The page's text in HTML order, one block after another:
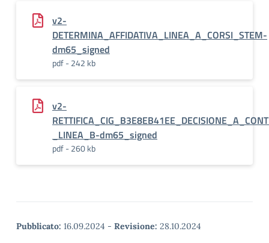
v2-
DETERMINA_AFFIDATIVA_LINEA_A_CORSI_STEM-
dm65_signed
pdf - 242 kb
v2-
_LINEA_B-dm65_signed
pdf - 260 kb
Pubblicato: 16.09.2024 - Revisione: 28.10.2024